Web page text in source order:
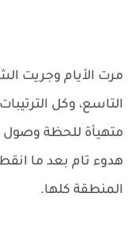
مرت الأيام وجريت
التاسع، وكل
متهيأة للحظة وصول
هدوء تام بعد ما
المنطقة كلها.